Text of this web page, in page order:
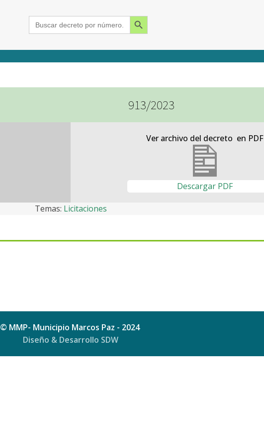
Search
for:
Search Button
2018
2017
2016
2015
913/2023
Ver archivo del decreto en PDF
Descargar PDF
Temas: Licitaciones
© MMP- Municipio Marcos Paz - 2024
Diseño & Desarrollo SDW